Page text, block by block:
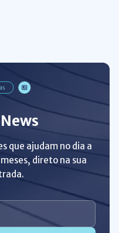
que ajudam no dia a
direto na sua